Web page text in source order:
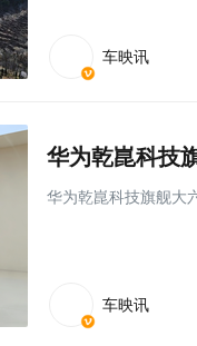
车映讯
华为乾崑科技
华为乾崑科技旗舰大
车映讯